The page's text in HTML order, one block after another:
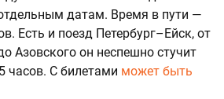
датам. Время в пути —
Есть и поезд Петербург–Ейск, от
Азовского он неспешно стучит
часов. С билетами может быть